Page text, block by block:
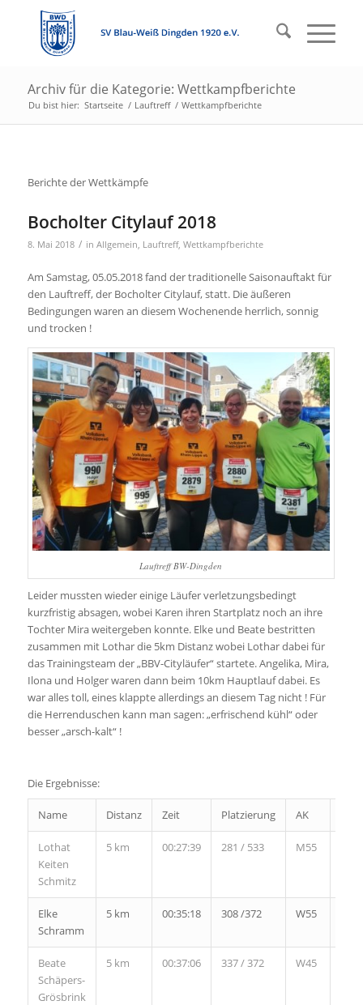
Archiv für die Kategorie: Wettkampfberichte
Du bist hier: Startseite / Lauftreff / Wettkampfberichte
Berichte der Wettkämpfe
Bocholter Citylauf 2018
8. Mai 2018 / in Allgemein, Lauftreff, Wettkampfberichte
Am Samstag, 05.05.2018 fand der traditionelle Saisonauftakt für
den Lauftreff, der Bocholter Citylauf, statt. Die äußeren
Bedingungen waren an diesem Wochenende herrlich, sonnig
und trocken !
Lauftreff BW-Dingden
Leider mussten wieder einige Läufer verletzungsbedingt
kurzfristig absagen, wobei Karen ihren Startplatz noch an ihre
Tochter Mira weitergeben konnte. Elke und Beate bestritten
zusammen mit Lothar die 5km Distanz wobei Lothar dabei für
das Trainingsteam der „BBV-Cityläufer“ startete. Angelika, Mira,
Ilona und Holger waren dann beim 10km Hauptlauf dabei. Es
war alles toll, eines klappte allerdings an diesem Tag nicht ! Für
die Herrenduschen kann man sagen: „erfrischend kühl“ oder
besser „arsch-kalt“ !
Die Ergebnisse:
Name Distanz Zeit Platzierung AK
Lothat
Keiten
Schmitz
5 km 00:27:39 281 / 533 M55
Elke
Schramm
5 km 00:35:18 308 /372 W55
Beate
Schäpers-
Grösbrink
5 km 00:37:06 337 / 372 W45